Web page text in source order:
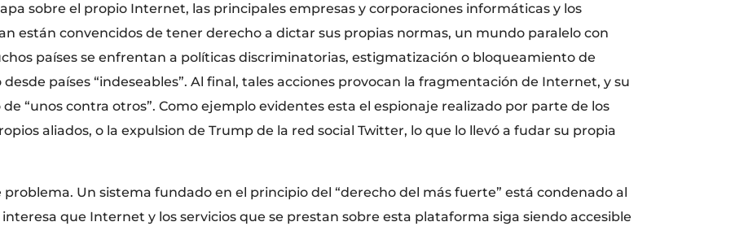
sobre el propio Internet, las principales empresas y corporaciones informáticas y los
están convencidos de tener derecho a dictar sus propias normas, un mundo paralelo con
países se enfrentan a políticas discriminatorias, estigmatización o bloqueamiento de
países “indeseables”. Al final, tales acciones provocan la fragmentación de Internet, y su
“unos contra otros”. Como ejemplo evidentes esta el espionaje realizado por parte de los
aliados, o la expulsion de Trump de la red social Twitter, lo que lo llevó a fudar su propia
Un sistema fundado en el principio del “derecho del más fuerte” está condenado al
que Internet y los servicios que se prestan sobre esta plataforma siga siendo accesible